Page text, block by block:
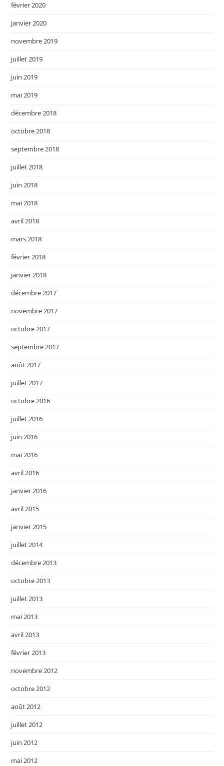
février 2020
janvier 2020
novembre 2019
juillet 2019
juin 2019
mai 2019
décembre 2018
octobre 2018
septembre 2018
juillet 2018
juin 2018
mai 2018
avril 2018
mars 2018
février 2018
janvier 2018
décembre 2017
novembre 2017
octobre 2017
septembre 2017
août 2017
juillet 2017
octobre 2016
juillet 2016
juin 2016
mai 2016
avril 2016
janvier 2016
avril 2015
janvier 2015
juillet 2014
décembre 2013
octobre 2013
juillet 2013
mai 2013
avril 2013
février 2013
novembre 2012
octobre 2012
août 2012
juillet 2012
juin 2012
mai 2012